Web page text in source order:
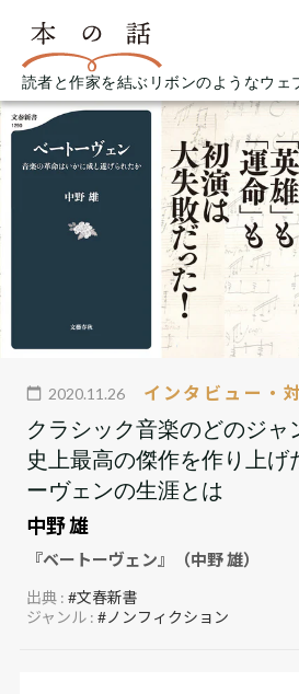
読者と作家を結ぶリボンのようなウェ
2020.11.26 インタビュー・
クラシック音楽のどのジャ
史上最高の傑作を作り上げ
ーヴェンの生涯とは
中野 雄
『ベートーヴェン』（中野 雄）
出典 :#文春新書
ジャンル :#ノンフィクション